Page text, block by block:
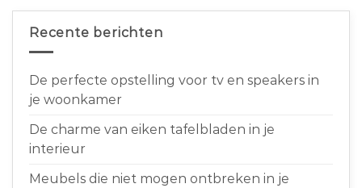
Recente berichten
De perfecte opstelling voor tv en speakers in
je woonkamer
De charme van eiken tafelbladen in je
interieur
Meubels die niet mogen ontbreken in je